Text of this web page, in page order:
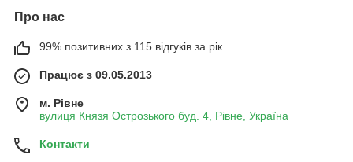
Про нас
99% позитивних з 115 відгуків за рік
Працює з 09.05.2013
м. Рівне
вулиця Князя Острозького буд. 4, Рівне, Україна
Контакти